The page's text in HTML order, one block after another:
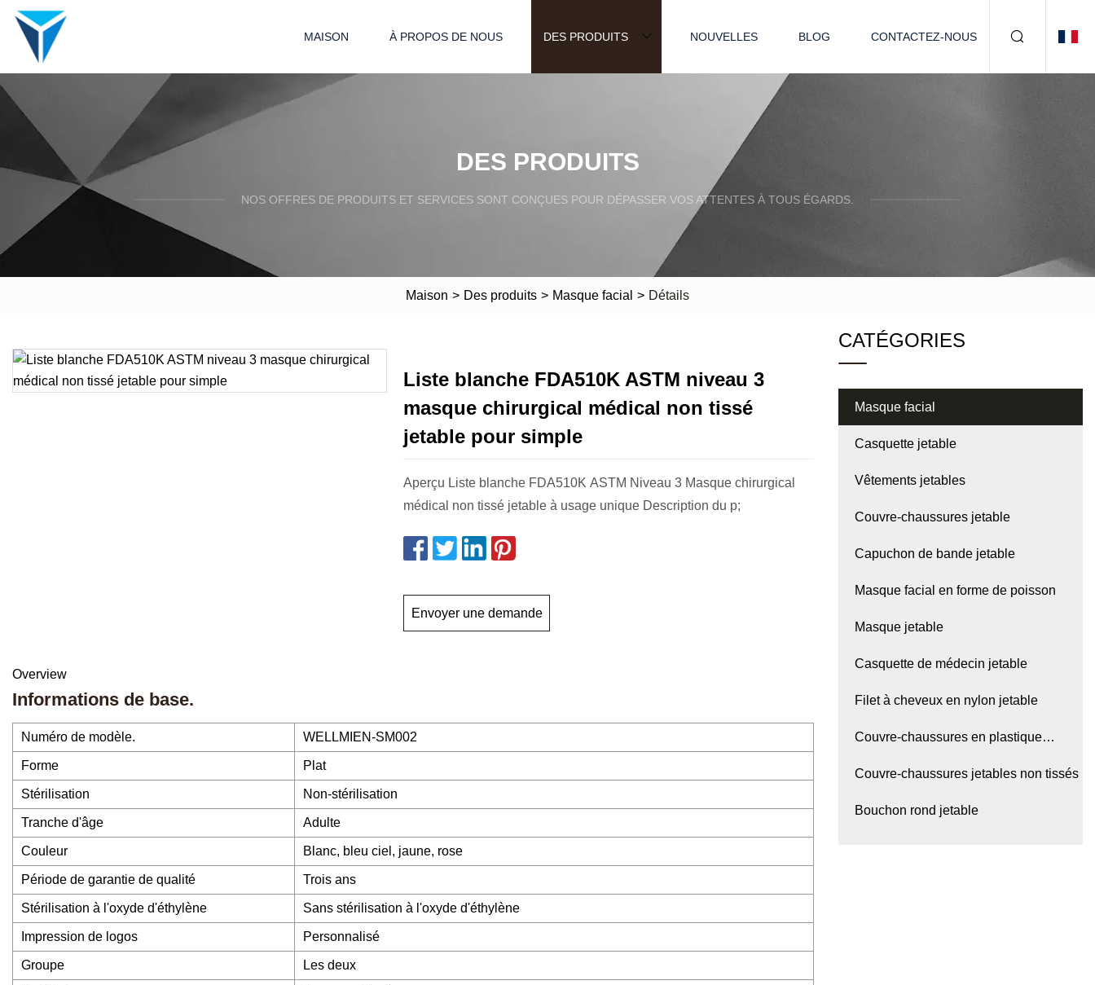
MAISON À PROPOS DE NOUS DES PRODUITS NOUVELLES BLOG CONTACTEZ-NOUS
DES PRODUITS
NOS OFFRES DE PRODUITS ET SERVICES SONT CONÇUES POUR DÉPASSER VOS ATTENTES À TOUS ÉGARDS.
Maison > Des produits > Masque facial > Détails
Liste blanche FDA510K ASTM niveau 3
masque chirurgical médical non tissé
jetable pour simple
Aperçu Liste blanche FDA510K ASTM Niveau 3 Masque chirurgical
médical non tissé jetable à usage unique Description du p;
Envoyer une demande
Overview
Informations de base.
Numéro de modèle. WELLMIEN-SM002
Forme Plat
Stérilisation Non-stérilisation
Tranche d'âge Adulte
Couleur Blanc, bleu ciel, jaune, rose
Période de garantie de qualité Trois ans
Stérilisation à l'oxyde d'éthylène Sans stérilisation à l'oxyde d'éthylène
Impression de logos Personnalisé
Groupe Les deux
CATÉGORIES
Masque facial
Casquette jetable
Vêtements jetables
Couvre-chaussures jetable
Capuchon de bande jetable
Masque facial en forme de poisson
Masque jetable
Casquette de médecin jetable
Filet à cheveux en nylon jetable
Couvre-chaussures en plastique
jetables
Couvre-chaussures jetables non tissés
Bouchon rond jetable